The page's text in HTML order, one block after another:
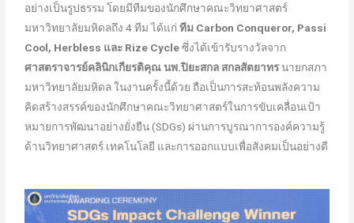
อย่างเป็นรูปธรรม โดยมีทีมของนักศึกษาคณะวิทยาศาสตร์
มหาวิทยาลัยมหิดลถึง 4 ทีม ได้แก่ทีม Carbon Conqueror, Passi
Cool, Herbless และ Rize Cycleซึ่งได้เข้ารับรางวัลจาก
ศาสตราจารย์คลินิกเกียรติคุณ นพ.ปิยะสกล สกลสัตยาทรนายกสภา
มหาวิทยาลัยมหิดล ในงานครั้งนี้ด้วย ถือเป็นการสะท้อนพลังความ
คิดสร้างสรรค์ของนักศึกษาคณะวิทยาศาสตร์ในการขับเคลื่อนเป้า
หมายการพัฒนาอย่างยั่งยืน (SDGs) ผ่านการบูรณาการองค์ความรู้
ด้านวิทยาศาสตร์ เทคโนโลยี และการออกแบบเพื่อสังคมเป็นอย่างดี